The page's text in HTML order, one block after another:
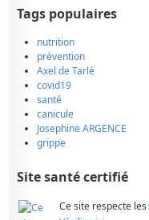
Tags populaires
nutrition
prévention
Axel de Tarlé
covid19
santé
canicule
Josephine ARGENCE
grippe
Site santé certifié
Ce site respecte les